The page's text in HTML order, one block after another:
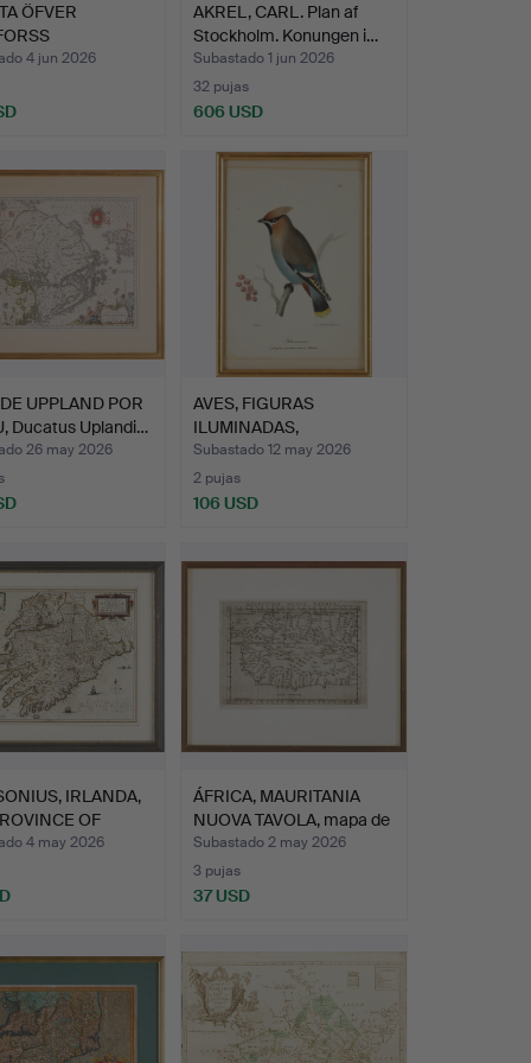
ÖFVER
por Gil…
4 jun 2026
AKREL, CARL. Plan af
Stockholm. Konungen i…
Subastado 1 jun 2026
32 pujas
606 USD
UPPLAND POR
Ducatus Uplandi…
26 may 2026
AVES, FIGURAS
ILUMINADAS,
LITOGRAFÍAS ENMA…
Subastado 12 may 2026
2 pujas
106 USD
IRLANDA,
OF
4 may 2026
ÁFRICA, MAURITANIA
NUOVA TAVOLA, mapa de
1…
Subastado 2 may 2026
3 pujas
37 USD